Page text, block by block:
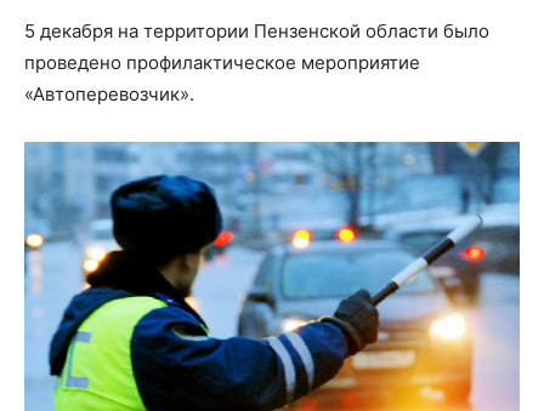
5 декабря на территории Пензенской области было
проведено профилактическое мероприятие
«Автоперевозчик».